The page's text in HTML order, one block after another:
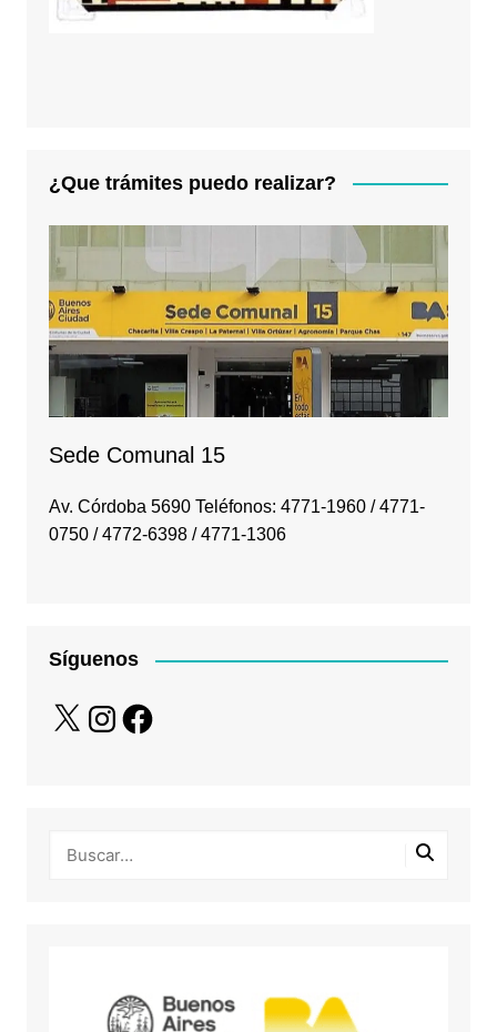
¿Que trámites puedo realizar?
Sede Comunal 15
Av. Córdoba 5690 Teléfonos: 4771-1960 / 4771-
0750 / 4772-6398 / 4771-1306
Síguenos
X InstagramFacebook